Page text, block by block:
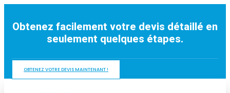
contenu
Obtenez facilement votre devis détaillé en
seulement quelques étapes.
OBTENEZ VOTRE DEVIS MAINTENANT !